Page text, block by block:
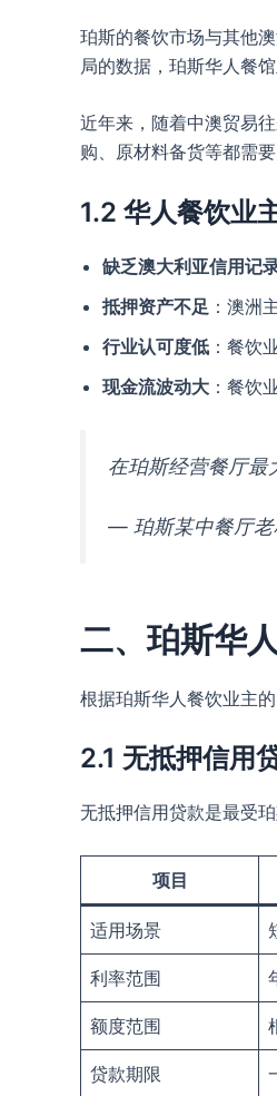
珀斯的餐饮市场与其他
局的数据，珀斯华人餐
近年来，随着中澳贸易
购、原材料备货等都需
1.2 华人餐饮业
缺乏澳大利亚信用记
抵押资产不足 ：澳洲
行业认可度低 ：餐饮
现金流波动大 ：餐饮
在珀斯经营餐厅最
— 珀斯某中餐厅老
二、珀斯华
根据珀斯华人餐饮业主
2.1 无抵押信用
无抵押信用贷款是最受
项目
适用场景
利率范围
额度范围
贷款期限